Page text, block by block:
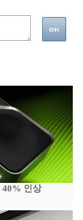
40% 인상